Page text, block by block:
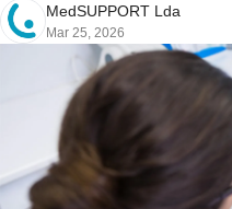
MedSUPPORT Lda
Mar 25, 2026